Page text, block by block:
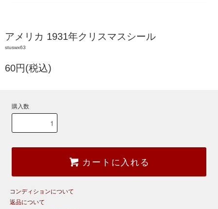
アメリカ 1931年クリスマスシール
stuswx63
60円(税込)
購入数
カートに入れる
コンディションについて
返品について